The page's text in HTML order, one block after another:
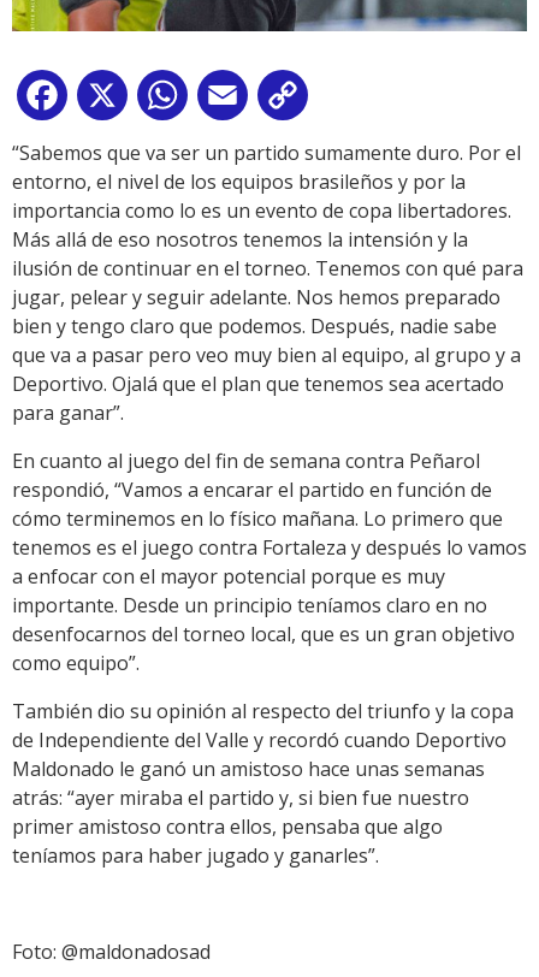
Facebook
X WhatsApp
Email
Link
“Sabemos que va ser un partido sumamente duro. Por el
entorno, el nivel de los equipos brasileños y por la
importancia como lo es un evento de copa libertadores.
Más allá de eso nosotros tenemos la intensión y la
ilusión de continuar en el torneo. Tenemos con qué para
jugar, pelear y seguir adelante. Nos hemos preparado
bien y tengo claro que podemos. Después, nadie sabe
que va a pasar pero veo muy bien al equipo, al grupo y a
Deportivo. Ojalá que el plan que tenemos sea acertado
para ganar”.
En cuanto al juego del fin de semana contra Peñarol
respondió, “Vamos a encarar el partido en función de
cómo terminemos en lo físico mañana. Lo primero que
tenemos es el juego contra Fortaleza y después lo vamos
a enfocar con el mayor potencial porque es muy
importante. Desde un principio teníamos claro en no
desenfocarnos del torneo local, que es un gran objetivo
como equipo”.
También dio su opinión al respecto del triunfo y la copa
de Independiente del Valle y recordó cuando Deportivo
Maldonado le ganó un amistoso hace unas semanas
atrás: “ayer miraba el partido y, si bien fue nuestro
primer amistoso contra ellos, pensaba que algo
teníamos para haber jugado y ganarles”.
Foto: @maldonadosad